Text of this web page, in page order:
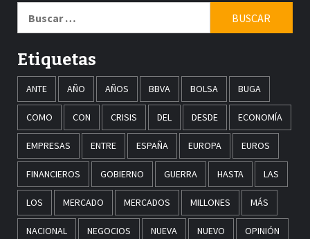
Etiquetas
ANTE AÑO AÑOS BBVA BOLSA BUGA
COMO CON CRISIS DEL DESDE ECONOMÍA
EMPRESAS ENTRE ESPAÑA EUROPA EUROS
FINANCIEROS GOBIERNO GUERRA HASTA LAS
LOS MERCADO MERCADOS MILLONES MÁS
NACIONAL NEGOCIOS NUEVA NUEVO OPINIÓN